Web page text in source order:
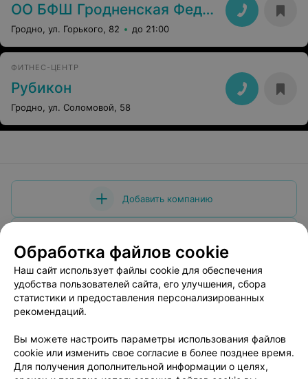
ОО БФШ Гродненская Федерация Шейпинга
Гродно, ул. Горького, 82 до 21:00
ФИТНЕС-ЦЕНТР
Рубикон
Гродно, ул. Соломовой, 58
Добавить компанию
О проекте
Медицинский маркетинг
Публичный договор
Пользовательское соглашение
Способы оплаты
Обработка файлов cookie
Наш сайт использует файлы cookie для обеспечения
удобства пользователей сайта, его улучшения, сбора
статистики и предоставления персонализированных
рекомендаций.
Вы можете настроить параметры использования файлов
cookie или изменить свое согласие в более позднее время.
Для получения дополнительной информации о целях,